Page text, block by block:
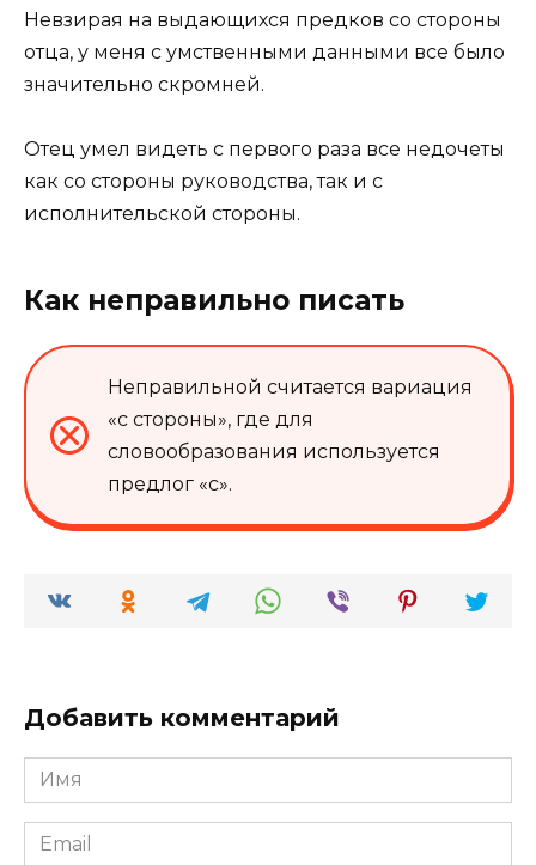
Невзирая на выдающихся предков со стороны
отца, у меня с умственными данными все было
значительно скромней.
Отец умел видеть с первого раза все недочеты
как со стороны руководства, так и с
исполнительской стороны.
Как неправильно писать
Неправильной считается вариация
«с стороны», где для
словообразования используется
предлог «с».
Добавить комментарий
Имя
*
Email